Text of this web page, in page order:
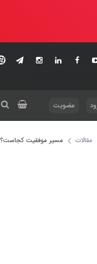
عضویت
مقالات مسیر موفقیت کجاست؟